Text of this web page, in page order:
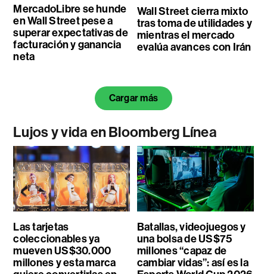
MercadoLibre se hunde
en Wall Street pese a
superar expectativas de
facturación y ganancia
neta
Wall Street cierra mixto
tras toma de utilidades y
mientras el mercado
evalúa avances con Irán
Cargar más
Lujos y vida en Bloomberg Línea
Las tarjetas
coleccionables ya
mueven US$30.000
millones y esta marca
Batallas, videojuegos y
una bolsa de US$75
millones “capaz de
cambiar vidas”: así es la